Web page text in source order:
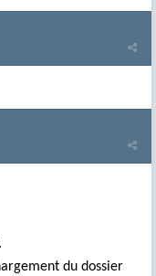
du dossier